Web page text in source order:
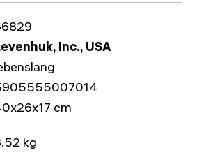
Inc., USA
cm
kg